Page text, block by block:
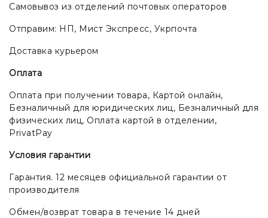
Самовывоз из отделений почтовых операторов
Отправим: НП, Мист Экспресс, Укрпочта
Доставка курьером
Оплата
Оплата при получении товара, Картой онлайн,
Безналичный для юридических лиц, Безналичный для
физических лиц, Оплата картой в отделении,
PrivatPay
Условия гарантии
Гарантия. 12 месяцев официальной гарантии от
производителя
Обмен/возврат товара в течение 14 дней